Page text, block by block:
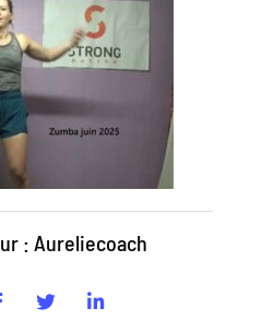
: Aureliecoach